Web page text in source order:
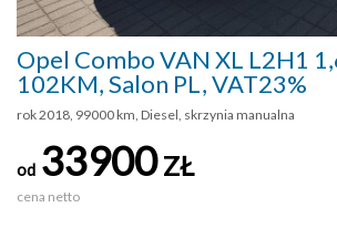
Opel Combo VAN XL L2H1
102KM, Salon PL, VAT23%
rok 2018, 99000 km, Diesel, skrzynia manualna
od 33900ZŁ
cena netto